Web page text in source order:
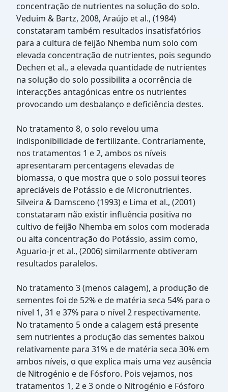
concentração de nutrientes na solução do solo.
Veduim & Bartz, 2008, Araújo et al., (1984)
constataram também resultados insatisfatórios
para a cultura de feijão Nhemba num solo com
elevada concentração de nutrientes, pois segundo
Dechen et al., a elevada quantidade de nutrientes
na solução do solo possibilita a ocorrência de
interacções antagónicas entre os nutrientes
provocando um desbalanço e deficiência destes.
No tratamento 8, o solo revelou uma
indisponibilidade de fertilizante. Contrariamente,
nos tratamentos 1 e 2, ambos os níveis
apresentaram percentagens elevadas de
biomassa, o que mostra que o solo possui teores
apreciáveis de Potássio e de Micronutrientes.
Silveira & Damsceno (1993) e Lima et al., (2001)
constataram não existir influência positiva no
cultivo de feijão Nhemba em solos com moderada
ou alta concentração do Potássio, assim como,
Aguario-jr et al., (2006) similarmente obtiveram
resultados paralelos.
No tratamento 3 (menos calagem), a produção de
sementes foi de 52% e de matéria seca 54% para o
nível 1, 31 e 37% para o nível 2 respectivamente.
No tratamento 5 onde a calagem está presente
sem nutrientes a produção das sementes baixou
relativamente para 31% e de matéria seca 30% em
ambos níveis, o que explica mais uma vez ausência
de Nitrogénio e de Fósforo. Pois vejamos, nos
tratamentos 1, 2 e 3 onde o Nitrogénio e Fósforo